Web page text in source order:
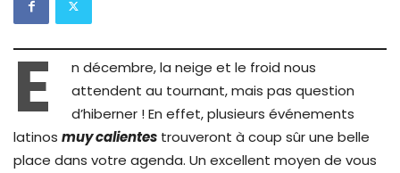
E
n décembre, la neige et le froid nous
attendent au tournant, mais pas question
d’hiberner ! En effet, plusieurs événements
latinos muy calientes trouveront à coup sûr une belle
place dans votre agenda. Un excellent moyen de vous